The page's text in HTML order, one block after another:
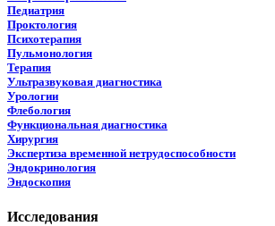
Педиатрия
Проктология
Психотерапия
Пульмонология
Терапия
Ультразвуковая диагностика
Урологии
Флебология
Функциональная диагностика
Хирургия
Экспертиза временной нетрудоспособности
Эндокринология
Эндоскопия
Исследования